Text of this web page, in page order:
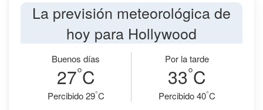
La previsión meteorológica de
hoy para Hollywood
Buenos días
27°C
Percibido 29°C
Por la tarde
33°C
Percibido 40°C